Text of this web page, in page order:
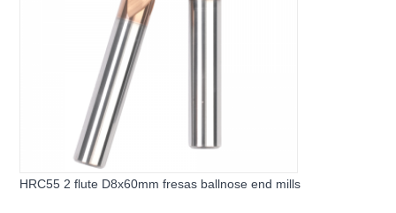
HRC55 2 flute D8x60mm fresas ballnose end mills